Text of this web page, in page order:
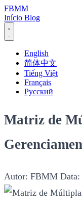
FBMM
Início Blog
English
简体中文
Tiếng Việt
Français
Русский
Matriz de
Autor: FBMM